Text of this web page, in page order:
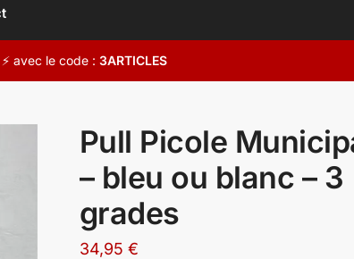
avec le code : 3ARTICLES
Pull Picole
– bleu ou blanc – 3
grades
34,95 €